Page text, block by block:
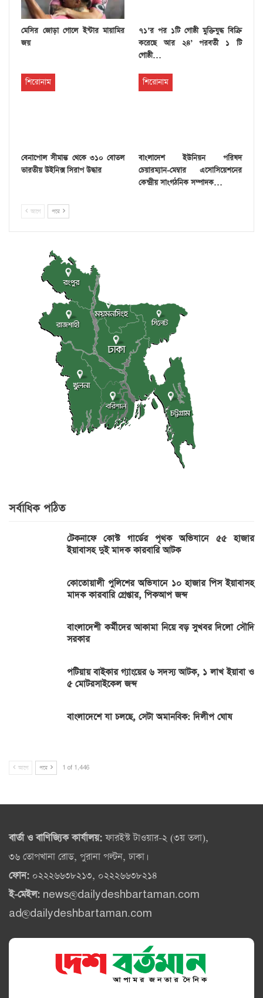
মেসির জোড়া গোলে ইন্টার মায়ামির
জয়
৭১’র পর ১টি গোষ্ঠী মুক্তিযুদ্ধ বিক্রি
করেছে আর ২৪’ পরবর্তী ১ টি
গোষ্ঠী…
শিরোনাম
বেনাপোল সীমান্ত থেকে ৩১০ বোতল
ভারতীয় উইনিক্স সিরাপ উদ্ধার
শিরোনাম
বাংলাদেশ ইউনিয়ন পরিষদ
চেয়ারম্যান-মেম্বার এসোসিয়েশনের
কেন্দ্রীয় সাংগঠনিক সম্পাদক…
আগে পরে
সর্বাধিক পঠিত
টেকনাফে কোস্ট গার্ডের পৃথক অভিযানে ৫৫ হাজার
ইয়াবাসহ দুই মাদক কারবারি আটক
কোতোয়ালী পুলিশের অভিযানে ১০ হাজার পিস ইয়াবাসহ
মাদক কারবারি গ্রেপ্তার, পিকআপ জব্দ
বাংলাদেশী কর্মীদের আকামা নিয়ে বড় সুখবর দিলো সৌদি
সরকার
পটিয়ায় বাইকার গ্যাংয়ের ৬ সদস্য আটক, ১ লাখ ইয়াবা ও
৫ মোটরসাইকেল জব্দ
বাংলাদেশে যা চলছে, সেটা অমানবিক: দিলীপ ঘোষ
আগে পরে 1 of 1,446
বার্তা ও বাণিজ্যিক কার্যালয়:ফারইস্ট টাওয়ার-২ (৩য় তলা),
৩৬ তোপখানা রোড, পুরানা পল্টন, ঢাকা।
ফোন: ০২২২৬৬৩৮২১৩, ০২২২৬৬৩৮২১৪
ই-মেইল: news@dailydeshbartaman.com
ad@dailydeshbartaman.com